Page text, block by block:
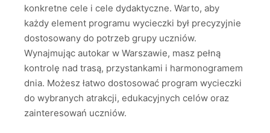
konkretne cele i cele dydaktyczne. Warto, aby
każdy element programu wycieczki był precyzyjnie
dostosowany do potrzeb grupy uczniów.
Wynajmując autokar w Warszawie, masz pełną
kontrolę nad trasą, przystankami i harmonogramem
dnia. Możesz łatwo dostosować program wycieczki
do wybranych atrakcji, edukacyjnych celów oraz
zainteresowań uczniów.